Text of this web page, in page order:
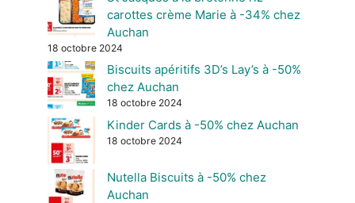
carottes crème Marie à -34% chez
Auchan
18 octobre 2024
Biscuits apéritifs 3D’s Lay’s à -50%
chez Auchan
18 octobre 2024
Kinder Cards à -50% chez Auchan
18 octobre 2024
Nutella Biscuits à -50% chez
Auchan